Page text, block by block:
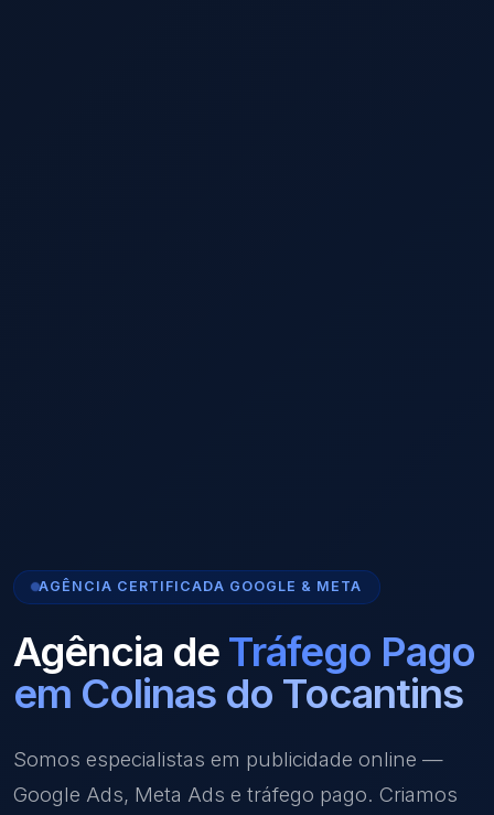
AGÊNCIA CERTIFICADA GOOGLE & META
Agência de Tráfego Pago
em Colinas do Tocantins
Somos especialistas em publicidade online —
Google Ads, Meta Ads e tráfego pago. Criamos